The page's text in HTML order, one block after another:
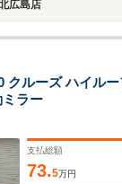
広島店
クルーズ ハイル
ラー
支払総額
73.5万円